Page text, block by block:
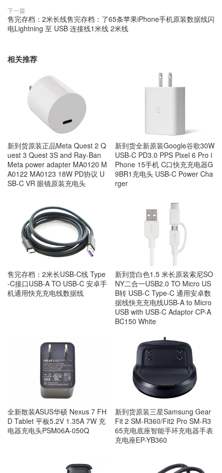
下一篇
售完存档：2米长线售完存档：了65条苹果iPhone手机原装数据线闪
电Lightning 至 USB 连接线1米线 2米线
相关推荐
新到货原装正品Meta Quest 2 Q
uest 3 Quest 3S and Ray-Ban
Meta power adapter MA0120 M
A0122 MA0123 18W PD协议 U
SB-C VR 眼镜原装充电头
新到货全新原装Google谷歌30W
USB-C PD3.0 PPS Pixel 6 Pro i
Phone 15手机 C口快充充电器G
9BR1充电头 USB-C Power Cha
rger
售完存档：2米长USB-C线 Type
-C接口USB-A TO USB-C 安卓手
机通用快充充电线数据线
新到货白色1.5 米长原装索尼SO
NY二合一USB2.0 TO Micro US
B转 USB-C Type-C 通用安卓数
据线快充充电线USB-A to Micro
USB with USB-C Adaptor CP-A
BC150 White
全新散装ASUS华硕 Nexus 7 FH
D Tablet 平板5.2V 1.35A 7W 充
电器充电头PSM06A-050Q
新到货原装三星Samsung Gear
Fit 2 SM-R360/Fit2 Pro SM-R3
65充电底座智能手环充电器手表
充电座EP-YB360